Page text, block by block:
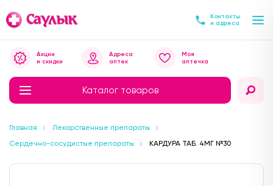
Контакты
и адреса
Каталог товаров
Акции
и скидки
Адреса
аптек
Моя
аптечка
Главная
Лекарственные препараты
Сердечно-сосудистые препараты
КАРДУРА ТАБ. 4МГ №30